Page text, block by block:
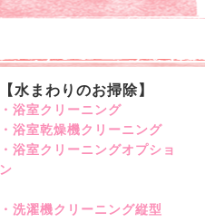
【水まわりのお掃除】
・浴室クリーニング
・浴室乾燥機クリーニング
・浴室クリーニングオプショ
ン
・洗濯機クリーニング縦型